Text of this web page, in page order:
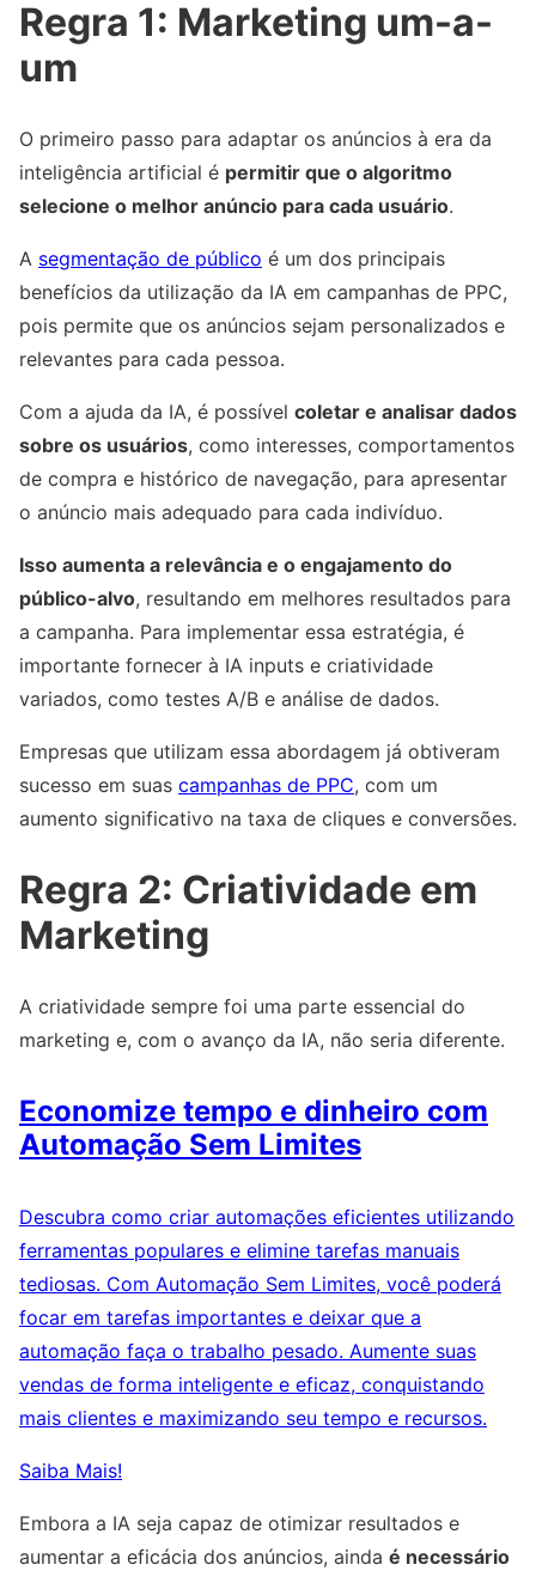
Regra 1: Marketing um-a-
um
O primeiro passo para adaptar os anúncios à era da
inteligência artificial é permitir que o algoritmo
selecione o melhor anúncio para cada usuário.
A segmentação de público é um dos principais
benefícios da utilização da IA em campanhas de PPC,
pois permite que os anúncios sejam personalizados e
relevantes para cada pessoa.
Com a ajuda da IA, é possível coletar e analisar dados
sobre os usuários, como interesses, comportamentos
de compra e histórico de navegação, para apresentar
o anúncio mais adequado para cada indivíduo.
Isso aumenta a relevância e o engajamento do
público-alvo, resultando em melhores resultados para
a campanha. Para implementar essa estratégia, é
importante fornecer à IA inputs e criatividade
variados, como testes A/B e análise de dados.
Empresas que utilizam essa abordagem já obtiveram
sucesso em suas campanhas de PPC, com um
aumento significativo na taxa de cliques e conversões.
Regra 2: Criatividade em
Marketing
A criatividade sempre foi uma parte essencial do
marketing e, com o avanço da IA, não seria diferente.
Economize tempo e dinheiro com
Automação Sem Limites
Descubra como criar automações eficientes utilizando
ferramentas populares e elimine tarefas manuais
tediosas. Com Automação Sem Limites, você poderá
focar em tarefas importantes e deixar que a
automação faça o trabalho pesado. Aumente suas
vendas de forma inteligente e eficaz, conquistando
mais clientes e maximizando seu tempo e recursos.
Saiba Mais!
Embora a IA seja capaz de otimizar resultados e
aumentar a eficácia dos anúncios, ainda é necessário